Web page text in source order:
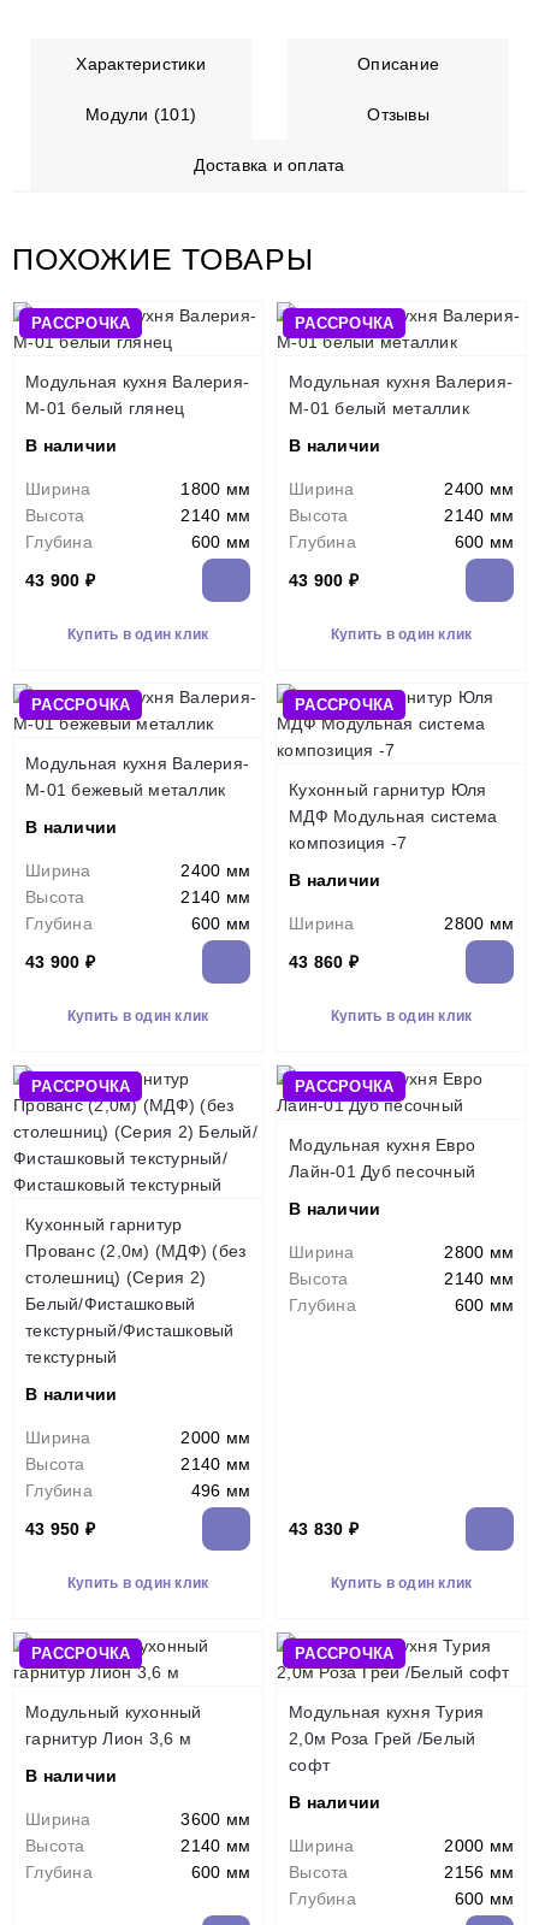
Характеристики Описание
Модули (101) Отзывы
Доставка и оплата
ПОХОЖИЕ ТОВАРЫ
РАССРОЧКА
Модульная кухня Валерия-
М-01 белый глянец
В наличии
Ширина
1800 мм
Высота
2140 мм
Глубина
600 мм
43 900 ₽
Купить в один клик
РАССРОЧКА
Модульная кухня Валерия-
М-01 белый металлик
В наличии
Ширина
2400 мм
Высота
2140 мм
Глубина
600 мм
43 900 ₽
Купить в один клик
РАССРОЧКА
Модульная кухня Валерия-
М-01 бежевый металлик
В наличии
Ширина
2400 мм
Высота
2140 мм
Глубина
600 мм
43 900 ₽
Купить в один клик
РАССРОЧКА
Кухонный гарнитур Юля
МДФ Модульная система
композиция -7
В наличии
Ширина
2800 мм
43 860 ₽
Купить в один клик
РАССРОЧКА
Кухонный гарнитур
Прованс (2,0м) (МДФ) (без
столешниц) (Серия 2)
Белый/Фисташковый
текстурный/Фисташковый
текстурный
В наличии
Ширина
2000 мм
Высота
2140 мм
Глубина
496 мм
43 950 ₽
Купить в один клик
РАССРОЧКА
Модульная кухня Евро
Лайн-01 Дуб песочный
В наличии
Ширина
2800 мм
Высота
2140 мм
Глубина
600 мм
43 830 ₽
Купить в один клик
РАССРОЧКА
Модульный кухонный
гарнитур Лион 3,6 м
В наличии
Ширина
3600 мм
Высота
2140 мм
Глубина
600 мм
РАССРОЧКА
Модульная кухня Турия
2,0м Роза Грей /Белый
софт
В наличии
Ширина
2000 мм
Высота
2156 мм
Глубина
600 мм